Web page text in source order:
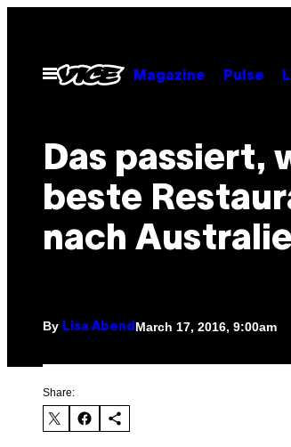
contentOpen
Menu
Magazine Pulse
Das passiert,
beste
nach
By Lisa Abend March 17, 2016, 9:00am
Share: